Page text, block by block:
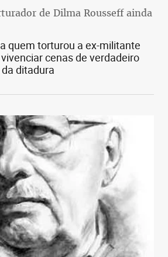
de Dilma Rousseff ainda
quem torturou a ex-militante
cenas de verdadeiro
ditadura